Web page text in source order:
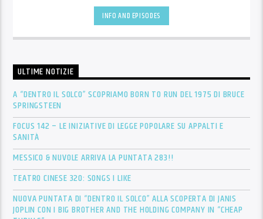
INFO AND EPISODES
ULTIME NOTIZIE
A “DENTRO IL SOLCO” SCOPRIAMO BORN TO RUN DEL 1975 DI BRUCE
SPRINGSTEEN
FOCUS 142 – LE INIZIATIVE DI LEGGE POPOLARE SU APPALTI E
SANITÀ
MESSICO & NUVOLE ARRIVA LA PUNTATA 283!!
TEATRO CINESE 320: SONGS I LIKE
NUOVA PUNTATA DI “DENTRO IL SOLCO” ALLA SCOPERTA DI JANIS
JOPLIN CON I BIG BROTHER AND THE HOLDING COMPANY IN “CHEAP